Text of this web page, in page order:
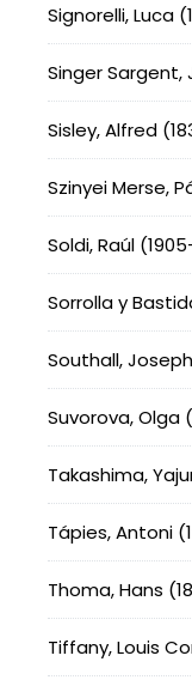
Signorelli, Luca
Singer Sargent,
Sisley, Alfred
Szinyei Merse,
Soldi, Raúl
Sorrolla y
Southall,
Suvorova, Olga
Takashima,
Tápies, Antoni
Thoma, Hans
Tiffany, Louis